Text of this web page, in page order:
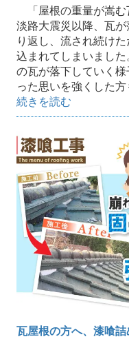
「屋根の重量が嵩む
淡路大震災以降、瓦
り返し、流され続け
込まれてしまいまし
の瓦が落下していく
った思いを強くした
続きを読む
瓦屋根の方へ、漆喰